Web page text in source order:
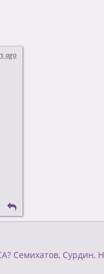
ago
Семихатов, Сурдин,